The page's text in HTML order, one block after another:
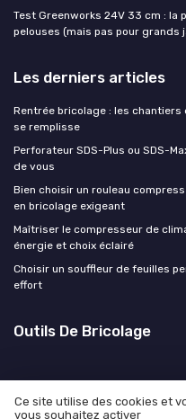
Test Greenworks 24V 33 cm : la
pelouses (mais pas pour grands
Les derniers articles
Rentrée bricolage : les
se remplisse
Perforateur SDS-Plus ou SDS-
de vous
Bien choisir un rouleau
en bricolage exigeant
Maîtriser le compresseur de
énergie et choix éclairé
Choisir un souffleur de feuilles
effort
Outils De Bricolage
Ce site utilise des cookies et
vous souhaitez activer